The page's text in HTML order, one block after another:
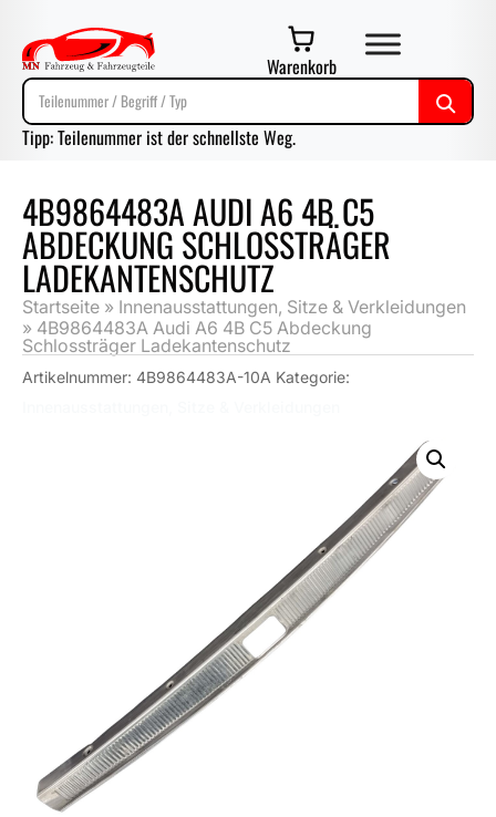
Warenkorb
Tipp: Teilenummer ist der schnellste Weg.
4B9864483A AUDI A6 4B C5
ABDECKUNG SCHLOSSTRÄGER
LADEKANTENSCHUTZ
Startseite » Innenausstattungen, Sitze & Verkleidungen
» 4B9864483A Audi A6 4B C5 Abdeckung
Schlossträger Ladekantenschutz
Artikelnummer: 4B9864483A-10A Kategorie: